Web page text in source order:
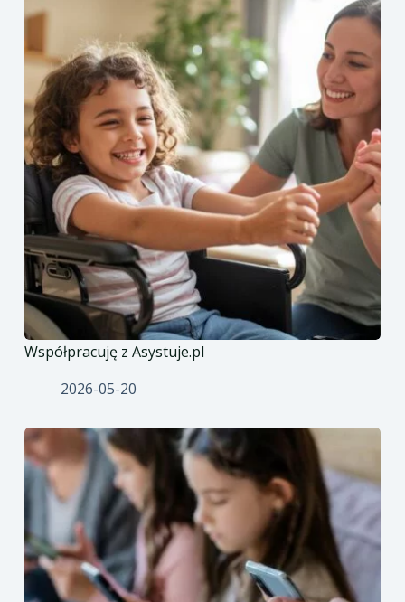
Współpracuję z Asystuje.pl
2026-05-20